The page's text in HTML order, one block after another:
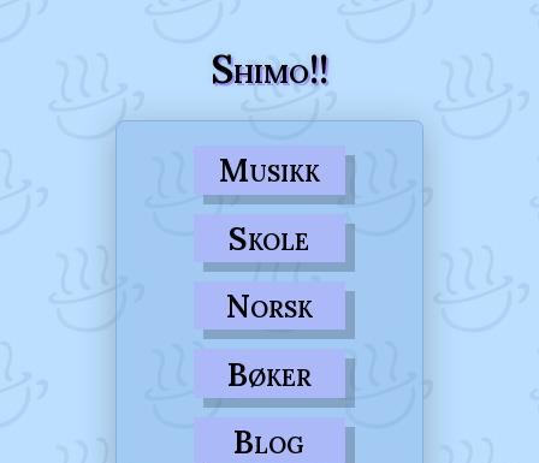
Shimo!!
Musikk
Skole
Norsk
Bøker
Blog